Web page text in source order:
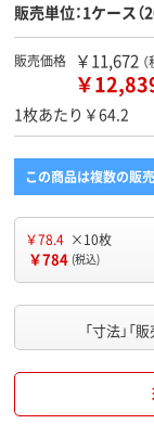
販売単位：1ケース
販売価格 ￥11,672
￥
1枚あたり￥64.2
この商品は複数の販
￥78.4 ×10枚
￥784 (税込)
「寸法」「